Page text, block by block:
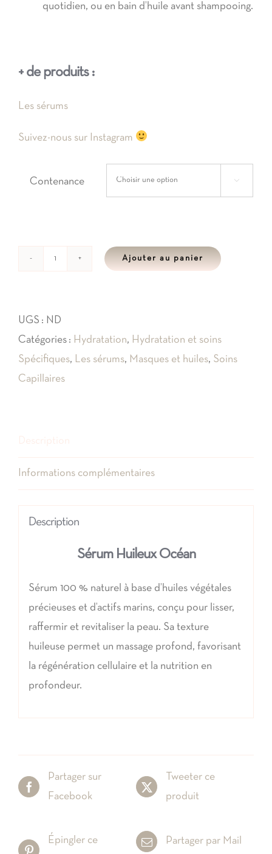
quotidien, ou en bain d’huile avant shampooing.
+ de produits :
Les sérums
Suivez-nous sur Instagram
Contenance 
Huileux
Océan
Ajouter au panier
UGS : ND
Catégories : Hydratation, Hydratation et soins
Spécifiques, Les sérums, Masques et huiles, Soins
Capillaires
Informations complémentaires
Description
Sérum Huileux Océan
Sérum 100 % naturel à base d’huiles végétales
précieuses et d’actifs marins, conçu pour lisser,
raffermir et revitaliser la peau. Sa texture
huileuse permet un massage profond, favorisant
la régénération cellulaire et la nutrition en
profondeur.
Partager sur
Facebook
Tweeter ce
produit
Épingler ce Partager par Mail